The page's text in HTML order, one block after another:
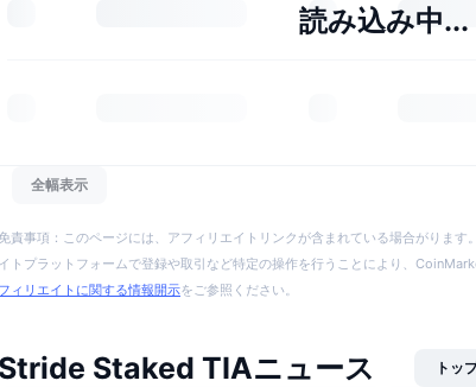
読み込み中...
全幅表示
責事項：このページには、アフィリエイトリンクが含まれている場合がりま
イトプラットフォームで登録や取引など特定の操作を行うことにより、
フィリエイトに関する情報開示をご参照ください。
Stride Staked TIAニュース トッ